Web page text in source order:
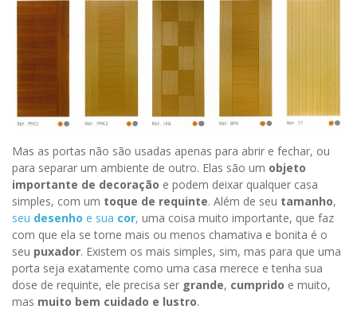
Mas as portas não são usadas apenas para abrir e fechar, ou
para separar um ambiente de outro. Elas são um objeto
importante de decoração e podem deixar qualquer casa
simples, com um toque de requinte. Além de seu tamanho,
seu desenho e sua cor, uma coisa muito importante, que faz
com que ela se torne mais ou menos chamativa e bonita é o
seu puxador. Existem os mais simples, sim, mas para que uma
porta seja exatamente como uma casa merece e tenha sua
dose de requinte, ele precisa ser grande, cumprido e muito,
mas muito bem cuidado e lustro.